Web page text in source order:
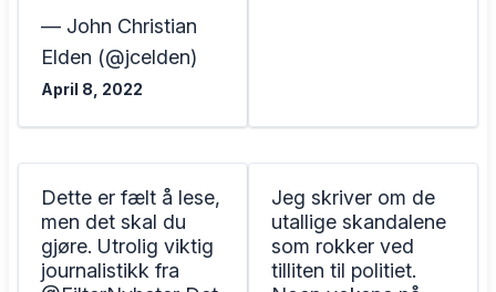
— John Christian
Elden (@jcelden)
April 8, 2022
Dette er fælt å lese,
men det skal du
gjøre. Utrolig viktig
journalistikk fra
Jeg skriver om de
utallige skandalene
som rokker ved
tilliten til politiet.